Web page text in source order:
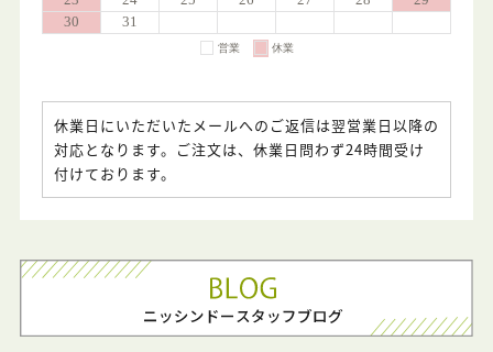
休業日にいただいたメールへのご返信は翌営業日以降の
対応となります。ご注文は、休業日問わず24時間受け
付けております。